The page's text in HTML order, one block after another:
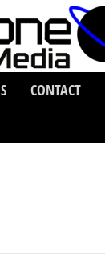
CONTACT